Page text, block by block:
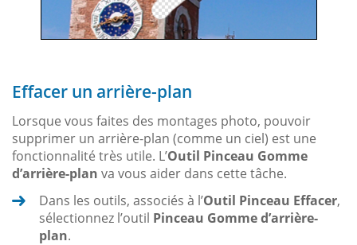
Effacer un arrière-plan
Lorsque vous faites des montages photo, pouvoir
supprimer un arrière-plan (comme un ciel) est une
fonctionnalité très utile. L’Outil Pinceau Gomme
d’arrière-plan va vous aider dans cette tâche.
Dans les outils, associés à l’Outil Pinceau Effacer,
sélectionnez l’outil Pinceau Gomme d’arrière-
plan.